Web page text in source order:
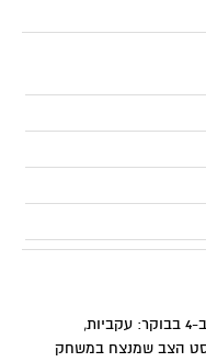
חדר כושר ביתי ב-4 בבוקר: עקביות,
הצב שמנצח במשחק